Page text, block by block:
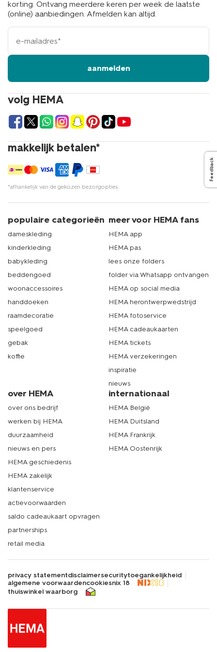
volg HEMA
makkelijk betalen*
*afhankelijk van de gekozen bezorgopties
korting. Ontvang meerdere keren per week de laatste
(online) aanbiedingen. Afmelden kan altijd.
e-
mailadres
aanmelden
populaire categorieën
dameskleding
kinderkleding
babykleding
beddengoed
woonaccessoires
handdoeken
raamdecoratie
speelgoed
gebak
koffie
meer voor HEMA fans
HEMA app
HEMA pas
lees onze folders
folder via Whatsapp ontvangen
HEMA op social media
HEMA herontwerpwedstrijd
HEMA fotoservice
HEMA cadeaukaarten
HEMA tickets
HEMA verzekeringen
inspiratie
nieuws
over HEMA
over ons bedrijf
werken bij HEMA
duurzaamheid
nieuws en pers
HEMA geschiedenis
HEMA zakelijk
klantenservice
actievoorwaarden
saldo cadeaukaart opvragen
partnerships
retail media
internationaal
HEMA België
HEMA Duitsland
HEMA Frankrijk
HEMA Oostenrijk
privacy statementdisclaimersecuritytoegankelijkheid
algemene voorwaardencookiesnix 18
thuiswinkel waarborg
Feedback